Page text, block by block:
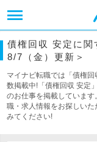
債権回収 安定に関
8/7（金）更新＞
マイナビ転職では「債権
数掲載中!「債権回収 安定
のお仕事を掲載していま
職・求人情報をお探しい
みてください!